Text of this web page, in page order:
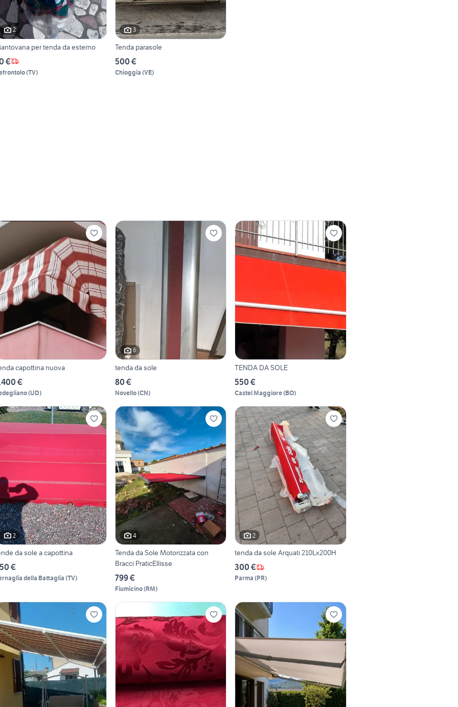
2
per tenda da esterno
€
(TV)
3
Tenda parasole
500 €
Chioggia (VE)
capottina nuova
€
(UD)
6
tenda da sole
80 €
Novello(CN)
TENDA DA SOLE
550 €
Castel Maggiore(BO)
2
da sole a capottina
€
della Battaglia (TV)
4
Tenda da Sole Motorizzata con
Bracci PraticEllisse
799 €
Fiumicino(RM)
2
tenda da sole Arquati 210Lx200H
300 €
Parma (PR)